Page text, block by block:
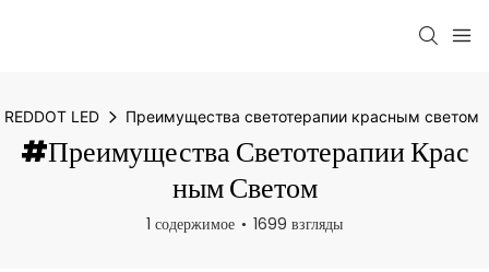
REDDOT LED Преимущества светотерапии красным светом
#Преимущества Светотерапии Крас
Ным Светом
1 содержимое 1699 взгляды